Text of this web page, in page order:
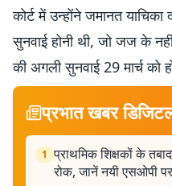
कोर्ट में उन्होंने जमानत
सुनवाई होनी थी, जो जज के
की अगली सुनवाई 29 मार्च को
प्रभात खबर
1 प्राथमिक शिक्षकों के
रोक, जानें नयी एसओपी